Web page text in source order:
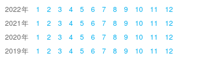
2022
1 2 3 4 5 6 7 8 9 10 11
12
2021
1 2 3 4 5 6 7 8 9 10 11
12
2020
1 2 3 4 5 6 7 8 9 10 11
12
2019
1 2 3 4 5 6 7 8 9 10 11
12